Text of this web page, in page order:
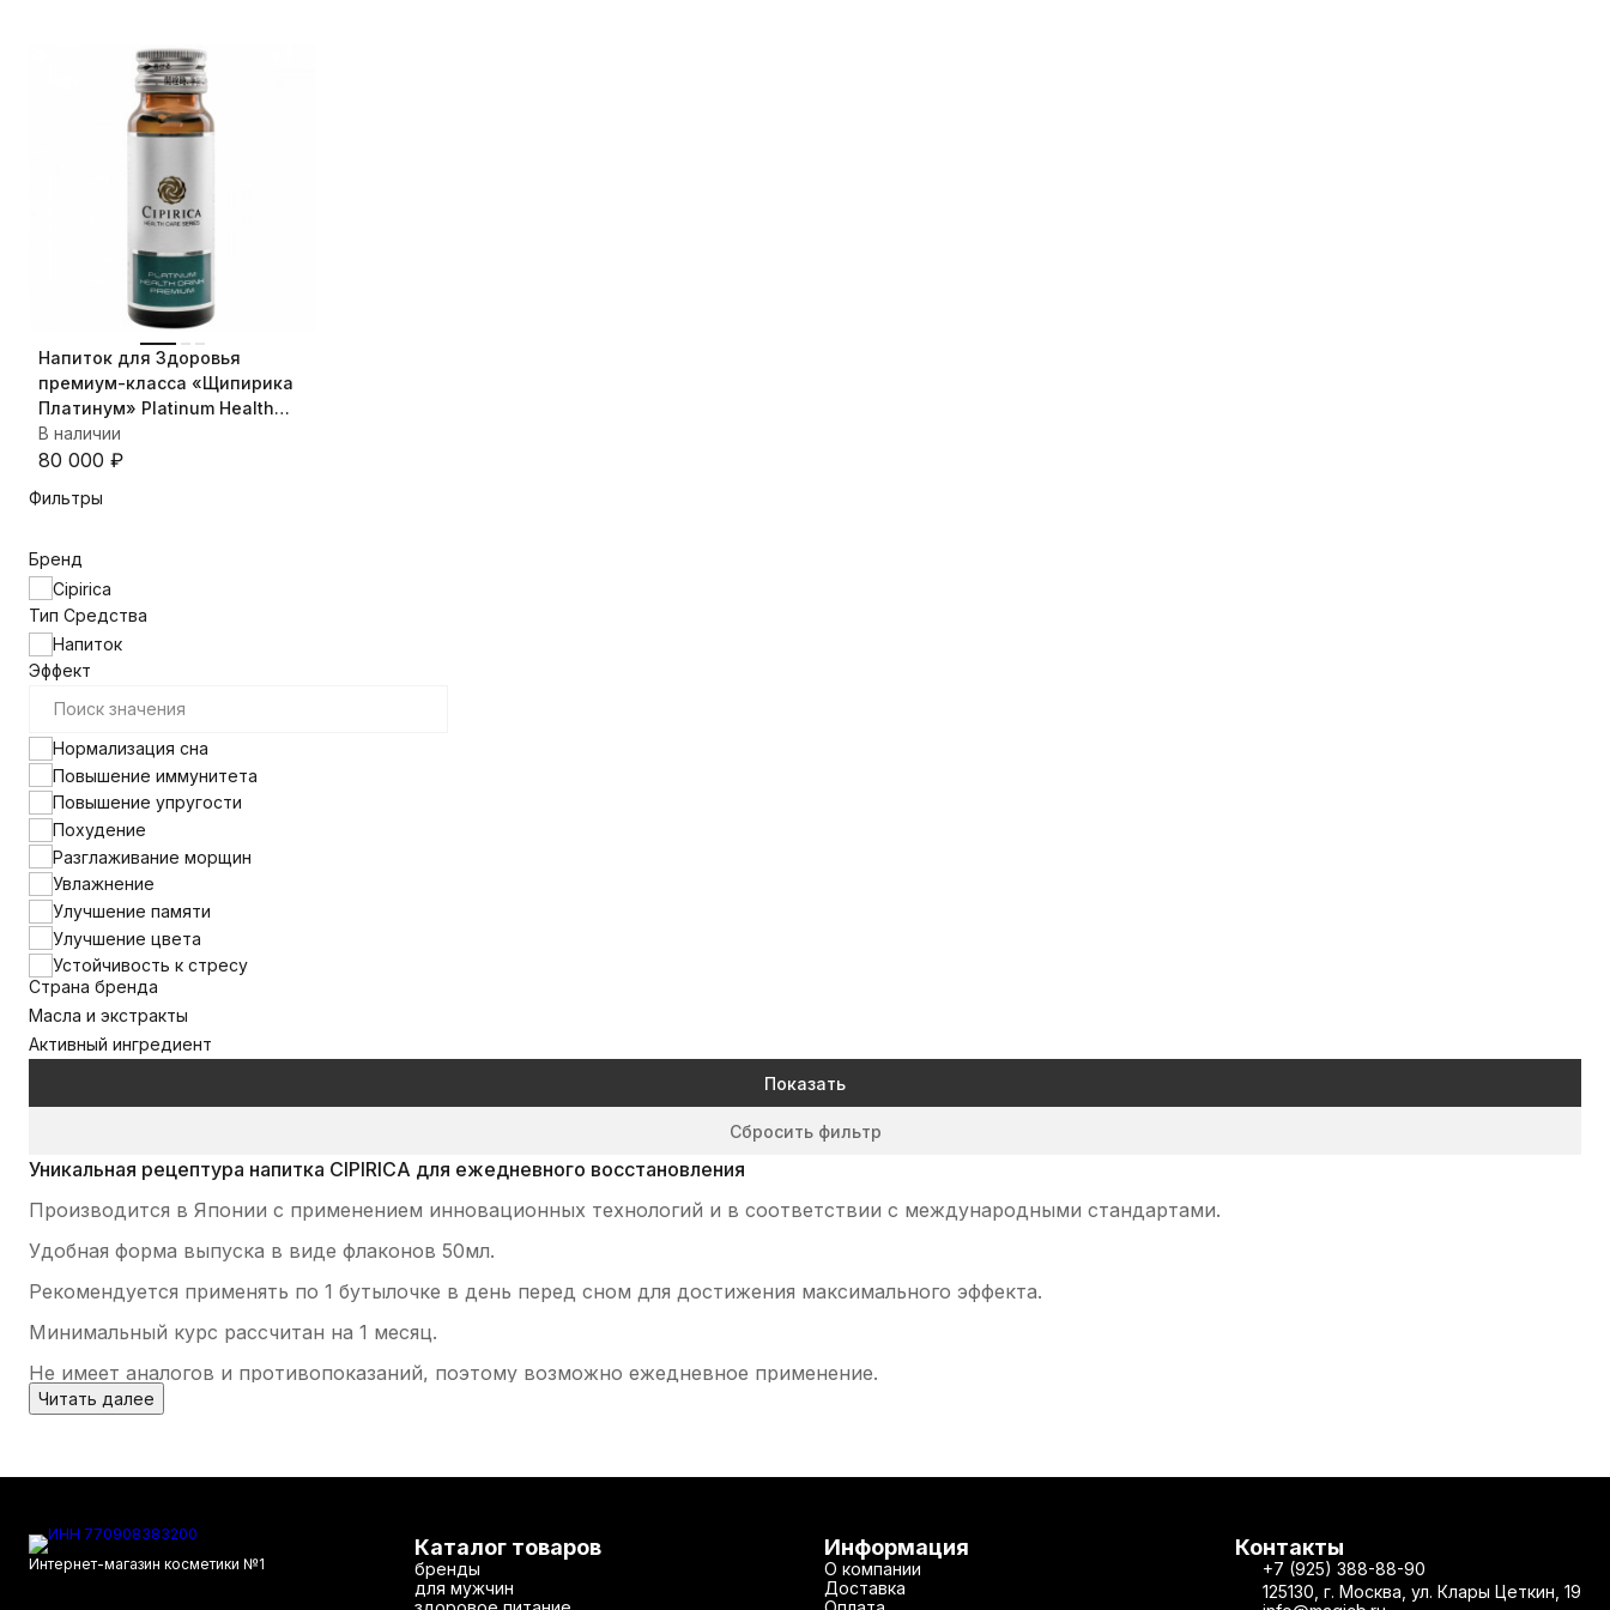
Напиток для Здоровья
премиум-класса «Щипирика
Платинум» Platinum Health
Drink Premium, 30 шт х 50 мл
В наличии
80 000 ₽
Фильтры
Бренд
Cipirica
Тип Средства
Напиток
Эффект
Нормализация сна
Повышение иммунитета
Повышение упругости
Похудение
Разглаживание морщин
Увлажнение
Улучшение памяти
Улучшение цвета
Устойчивость к стресу
Страна бренда
Масла и экстракты
Активный ингредиент
Показать
Сбросить фильтр
Уникальная рецептура напитка CIPIRICA для ежедневного восстановления
Производится в Японии с применением инновационных технологий и в соответствии с международными стандартами.
Удобная форма выпуска в виде флаконов 50мл.
Рекомендуется применять по 1 бутылочке в день перед сном для достижения максимального эффекта.
Минимальный курс рассчитан на 1 месяц.
Не имеет аналогов и противопоказаний, поэтому возможно ежедневное применение.
Читать далее
Интернет-магазин косметики №1
Каталог товаров
бренды
для мужчин
Информация
О компании
Доставка
Контакты
+7 (925) 388-88-90
125130, г. Москва, ул. Клары Цеткин, 19